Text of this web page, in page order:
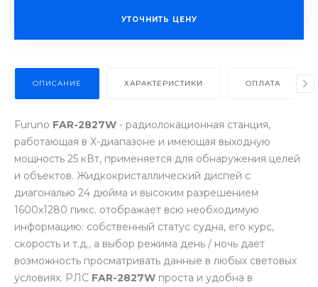
УТОЧНИТЬ ЦЕНУ
ОПИСАНИЕ ХАРАКТЕРИСТИКИ ОПЛАТА
Furuno FAR-2827W - радиолокационная станция,
работающая в X-диапазоне и имеющая выходную
мощность 25 кВт, применяется для обнаружения целей
и объектов. Жидкокристаллический диспей с
диагональю 24 дюйма и высоким разрешением
1600х1280 пикс. отображает всю необходимую
информацию: собственный статус судна, его курс,
скорость и т.д., а выбор режима день / ночь дает
возможность просматривать данные в любых световых
условиях. РЛС FAR-2827W проста и удобна в